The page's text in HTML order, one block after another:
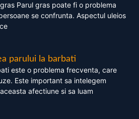
Parul gras poate fi o problema
se confrunta. Aspectul uleios
parului la barbati
este o problema frecventa, care
Este important sa intelegem
afectiune si sa luam